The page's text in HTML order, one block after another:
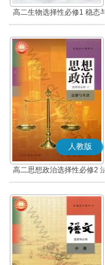
高二生物选择性必修1 稳态与
调节
人教版
高二思想政治选择性必修2 法
律与生活(部编版)